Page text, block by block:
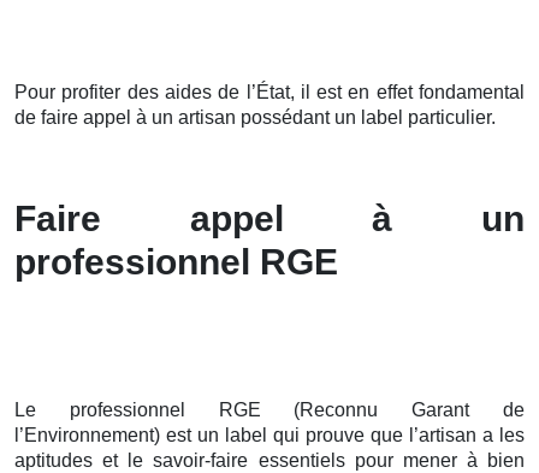
Pour profiter des aides de l’État, il est en effet fondamental
de faire appel à un artisan possédant un label particulier.
Faire appel à un
professionnel RGE
Le professionnel RGE (Reconnu Garant de
l’Environnement) est un label qui prouve que l’artisan a les
aptitudes et le savoir-faire essentiels pour mener à bien